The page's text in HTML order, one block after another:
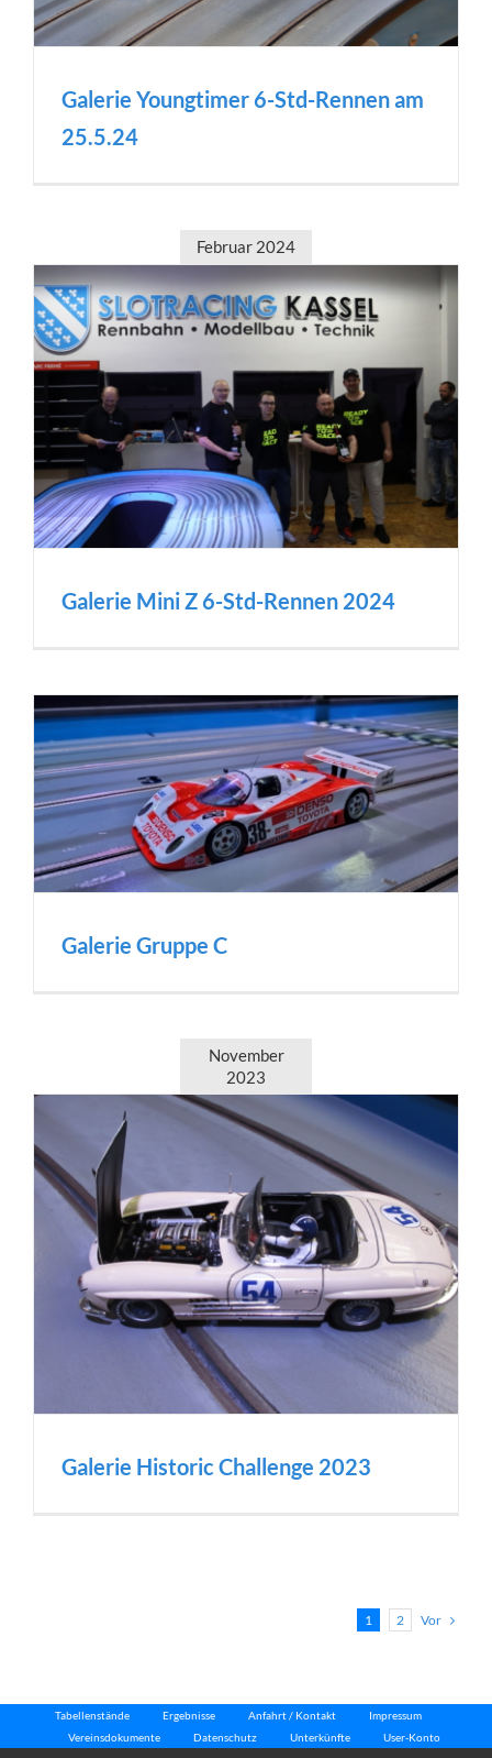
Galerie Youngtimer 6-Std-Rennen am
25.5.24
Februar 2024
Galerie Mini Z 6-Std-Rennen 2024
Galerie Gruppe C
November
2023
Galerie Historic Challenge 2023
1 2 Vor
Tabellenstände Ergebnisse Anfahrt / Kontakt
Impressum
Vereinsdokumente
Datenschutz Unterkünfte User-Konto